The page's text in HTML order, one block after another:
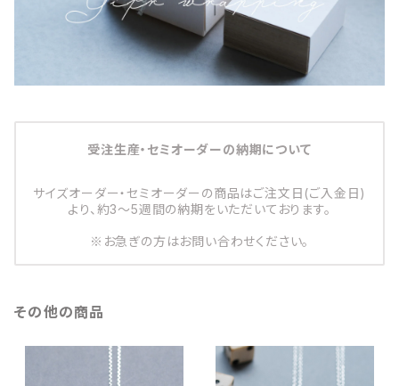
受注生産・セミオーダーの納期について
サイズオーダー・セミオーダーの商品はご注文日(ご入金日)
より、約3～5週間の納期をいただいております。
※お急ぎの方はお問い合わせください。
その他の商品